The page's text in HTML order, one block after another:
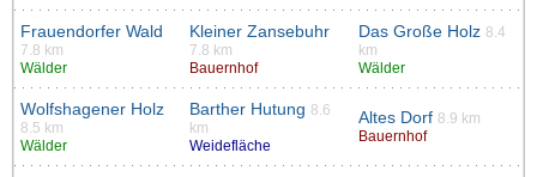
Frauendorfer Wald
7.8 km
Wälder
Kleiner Zansebuhr
7.8 km
Bauernhof
Das Große Holz 8.4
km
Wälder
Wolfshagener Holz
8.5 km
Wälder
Barther Hutung 8.6
km
Weidefläche
Altes Dorf 8.9 km
Bauernhof